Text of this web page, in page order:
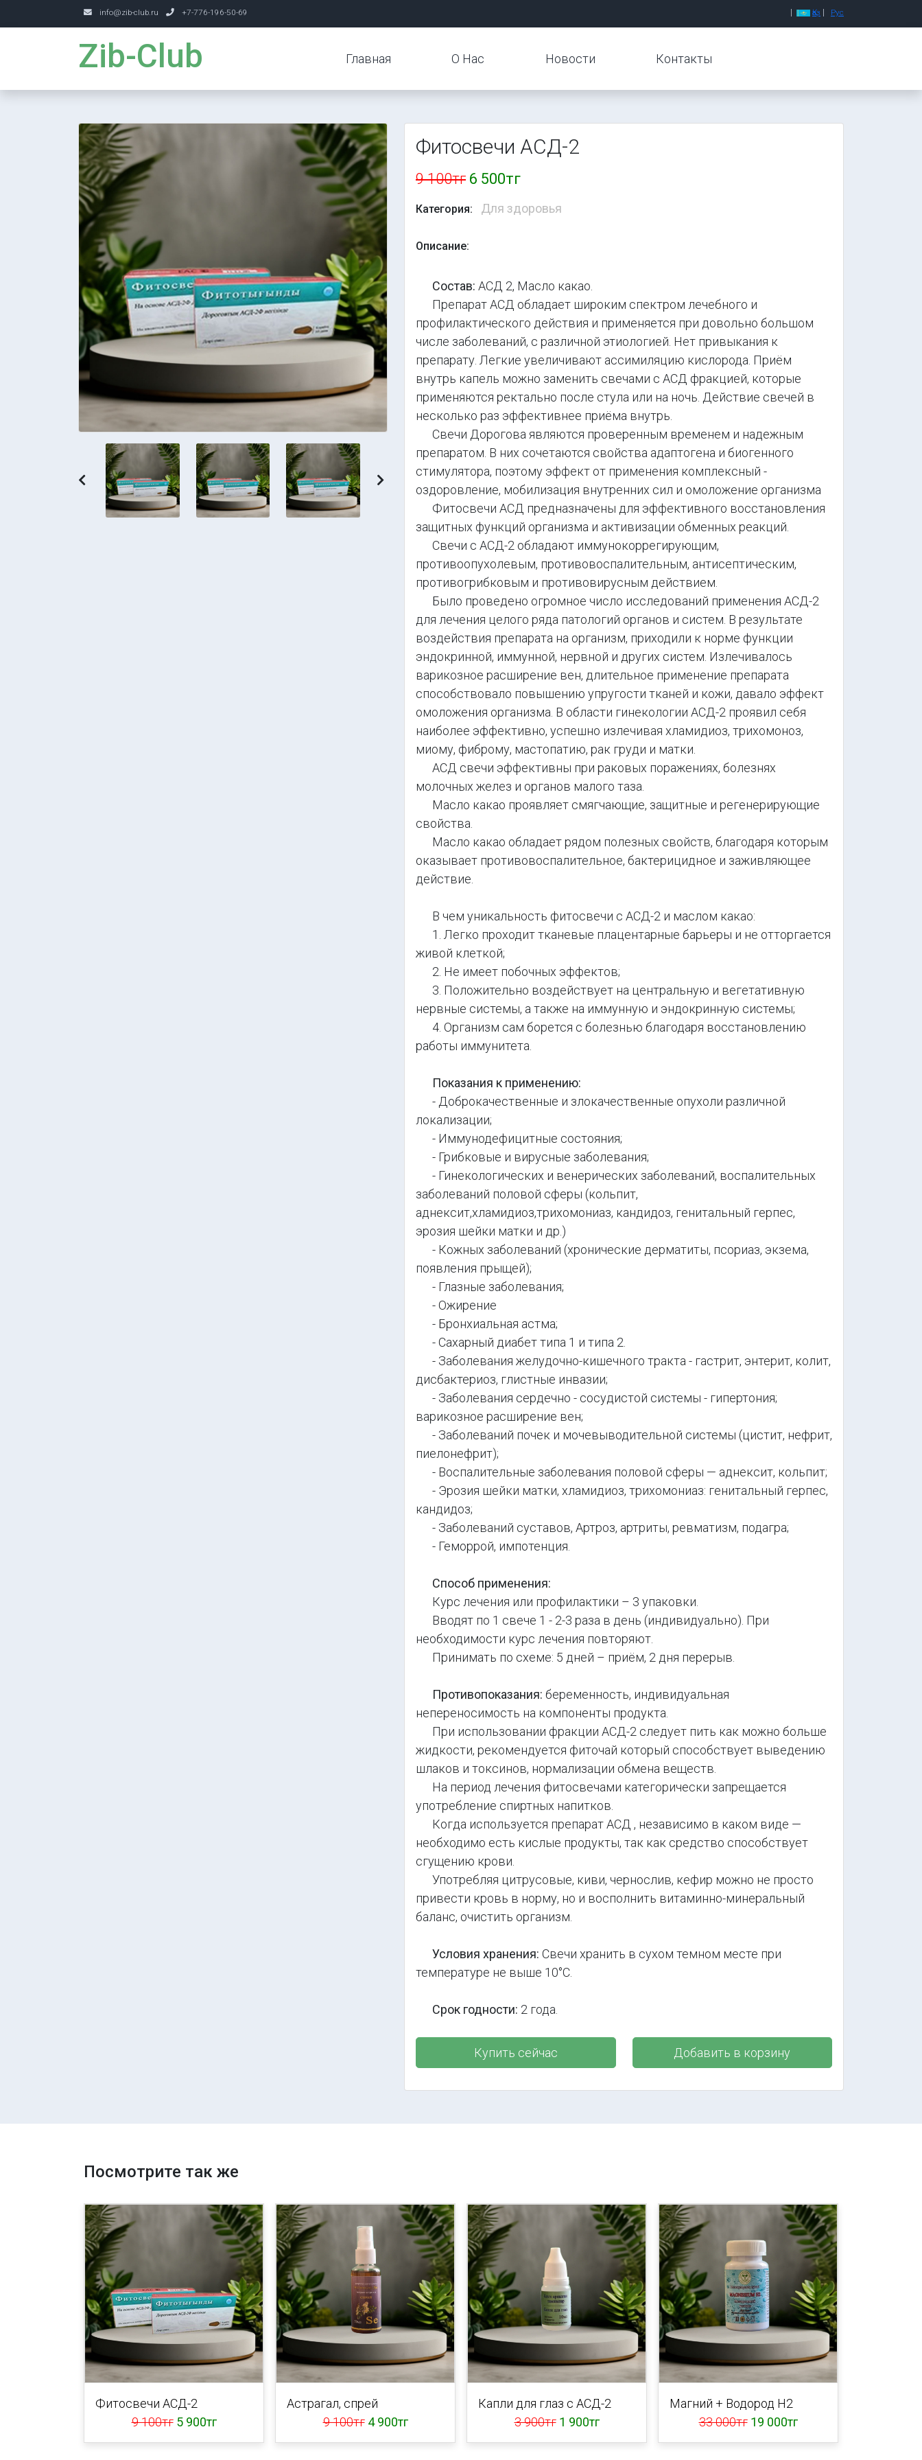
info@zib-club.ru +7-776-196-50-69 | Қаз | Рус
Zib-Club Главная О Нас Новости Контакты
Previous Следующий
Фитосвечи АСД-2
9 100тг 6 500тг
Категория: Для здоровья
Описание:
Состав: АСД 2, Масло какао.
Препарат АСД обладает широким спектром лечебного и
профилактического действия и применяется при довольно большом
числе заболеваний, с различной этиологией. Нет привыкания к
препарату. Легкие увеличивают ассимиляцию кислорода. Приём
внутрь капель можно заменить свечами с АСД фракцией, которые
применяются ректально после стула или на ночь. Действие свечей в
несколько раз эффективнее приёма внутрь.
Свечи Дорогова являются проверенным временем и надежным
препаратом. В них сочетаются свойства адаптогена и биогенного
стимулятора, поэтому эффект от применения комплексный -
оздоровление, мобилизация внутренних сил и омоложение организма
Фитосвечи АСД предназначены для эффективного восстановления
защитных функций организма и активизации обменных реакций.
Свечи с АСД-2 обладают иммунокоррегирующим,
противоопухолевым, противовоспалительным, антисептическим,
противогрибковым и противовирусным действием.
Было проведено огромное число исследований применения АСД-2
для лечения целого ряда патологий органов и систем. В результате
воздействия препарата на организм, приходили к норме функции
эндокринной, иммунной, нервной и других систем. Излечивалось
варикозное расширение вен, длительное применение препарата
способствовало повышению упругости тканей и кожи, давало эффект
омоложения организма. В области гинекологии АСД-2 проявил себя
наиболее эффективно, успешно излечивая хламидиоз, трихомоноз,
миому, фиброму, мастопатию, рак груди и матки.
АСД свечи эффективны при раковых поражениях, болезнях
молочных желез и органов малого таза.
Масло какао проявляет смягчающие, защитные и регенерирующие
свойства.
Масло какао обладает рядом полезных свойств, благодаря которым
оказывает противовоспалительное, бактерицидное и заживляющее
действие.
В чем уникальность фитосвечи с АСД-2 и маслом какао:
1. Легко проходит тканевые плацентарные барьеры и не отторгается
живой клеткой;
2. Не имеет побочных эффектов;
3. Положительно воздействует на центральную и вегетативную
нервные системы, а также на иммунную и эндокринную системы;
4. Организм сам борется с болезнью благодаря восстановлению
работы иммунитета.
Показания к применению:
- Доброкачественные и злокачественные опухоли различной
локализации;
- Иммунодефицитные состояния;
- Грибковые и вирусные заболевания;
- Гинекологических и венерических заболеваний, воспалительных
заболеваний половой сферы (кольпит,
аднексит,хламидиоз,трихомониаз, кандидоз, генитальный герпес,
эрозия шейки матки и др.)
- Кожных заболеваний (хронические дерматиты, псориаз, экзема,
появления прыщей);
- Глазные заболевания;
- Ожирение
- Бронхиальная астма;
- Сахарный диабет типа 1 и типа 2.
- Заболевания желудочно-кишечного тракта - гастрит, энтерит, колит,
дисбактериоз, глистные инвазии;
- Заболевания сердечно - сосудистой системы - гипертония;
варикозное расширение вен;
- Заболеваний почек и мочевыводительной системы (цистит, нефрит,
пиелонефрит);
- Воспалительные заболевания половой сферы — аднексит, кольпит;
- Эрозия шейки матки, хламидиоз, трихомониаз: генитальный герпес,
кандидоз;
- Заболеваний суставов, Артроз, артриты, ревматизм, подагра;
- Геморрой, импотенция.
Способ применения:
Курс лечения или профилактики – 3 упаковки.
Вводят пo 1 свече 1 - 2-3 раза в день (индивидуально). При
необходимости курс лечения повторяют.
Принимать по схеме: 5 дней – приём, 2 дня перерыв.
Противопоказания: беременность, индивидуальная
непереносимость на компоненты продукта.
При использовании фракции АСД-2 следует пить как можно больше
жидкости, рекомендуется фиточай который способствует выведению
шлаков и токсинов, нормализации обмена веществ.
На период лечения фитосвечами категорически запрещается
употребление спиртных напитков.
Когда используется препарат АСД , независимо в каком виде —
необходимо есть кислые продукты, так как средство способствует
сгущению крови.
Употребляя цитрусовые, киви, чернослив, кефир можно не просто
привести кровь в норму, но и восполнить витаминно-минеральный
баланс, очистить организм.
Условия хранения: Свечи хранить в сухом темном месте при
температуре не выше 10°С.
Срок годности: 2 года.
Купить сейчас Добавить в корзину
Посмотрите так же
Фитосвечи АСД-2
9 100тг 5 900тг
Астрагал, спрей
9 100тг 4 900тг
Капли для глаз с АСД-2
3 900тг 1 900тг
Магний + Водород Н2
33 000тг 19 000тг